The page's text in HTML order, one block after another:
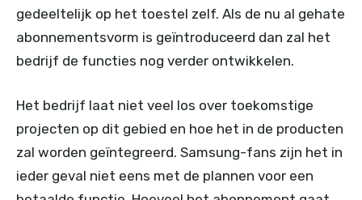
gedeeltelijk op het toestel zelf. Als de nu al gehate
abonnementsvorm is geïntroduceerd dan zal het
bedrijf de functies nog verder ontwikkelen.
Het bedrijf laat niet veel los over toekomstige
projecten op dit gebied en hoe het in de producten
zal worden geïntegreerd. Samsung-fans zijn het in
ieder geval niet eens met de plannen voor een